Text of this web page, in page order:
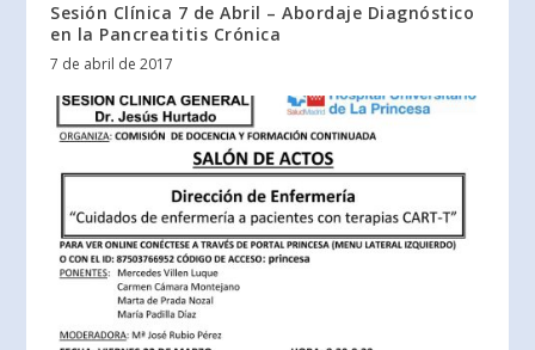
Sesión Clínica 7 de Abril – Abordaje Diagnóstico
en la Pancreatitis Crónica
7 de abril de 2017